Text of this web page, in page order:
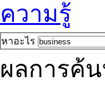
ความรู้
หาอะไร
ผลการค้